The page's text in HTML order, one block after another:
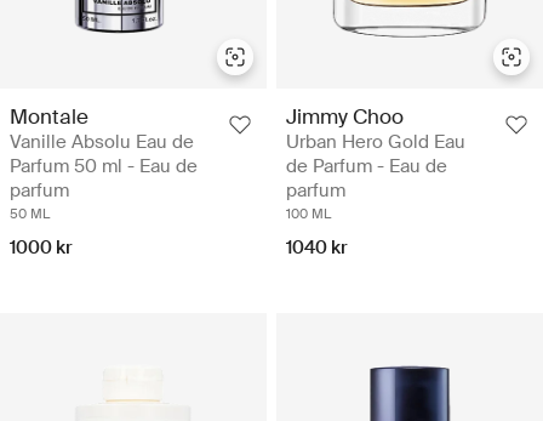
Montale
Vanille Absolu Eau de
Parfum 50 ml - Eau de
parfum
50 ML
1000 kr
Jimmy Choo
Urban Hero Gold Eau
de Parfum - Eau de
parfum
100 ML
1040 kr